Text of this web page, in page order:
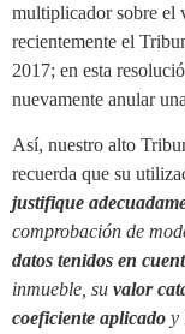
multiplicador sobre el
recientemente el
2017; en esta
nuevamente anular
Así, nuestro alto
recuerda que su
justifique
comprobación de
datos tenidos en
inmueble, su valor
coeficiente aplicado y